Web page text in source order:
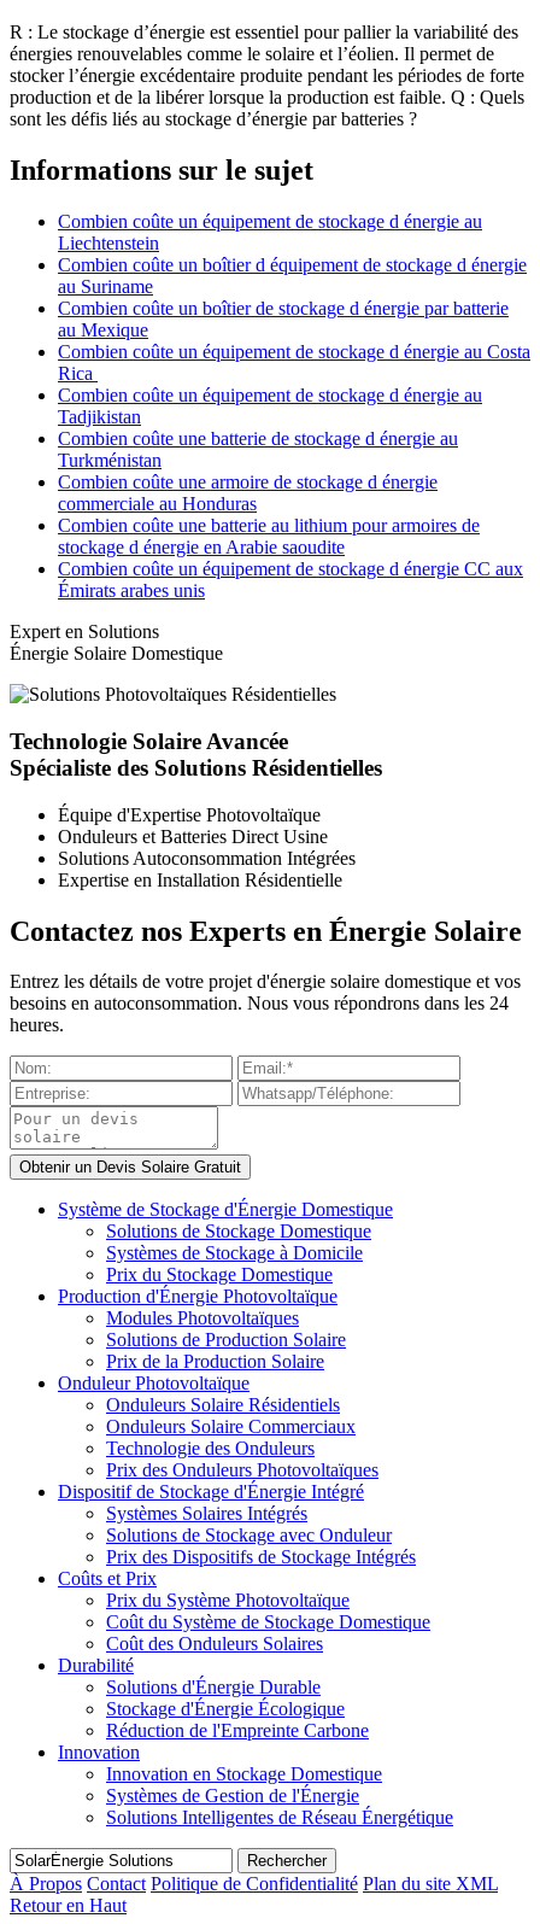
R : Le stockage d’énergie est essentiel pour pallier la variabilité des
énergies renouvelables comme le solaire et l’éolien. Il permet de
stocker l’énergie excédentaire produite pendant les périodes de forte
production et de la libérer lorsque la production est faible. Q : Quels
sont les défis liés au stockage d’énergie par batteries ?
Informations sur le sujet
Combien coûte un équipement de stockage d énergie au
Liechtenstein
Combien coûte un boîtier d équipement de stockage d énergie
au Suriname
Combien coûte un boîtier de stockage d énergie par batterie
au Mexique
Combien coûte un équipement de stockage d énergie au Costa
Rica
Combien coûte un équipement de stockage d énergie au
Tadjikistan
Combien coûte une batterie de stockage d énergie au
Turkménistan
Combien coûte une armoire de stockage d énergie
commerciale au Honduras
Combien coûte une batterie au lithium pour armoires de
stockage d énergie en Arabie saoudite
Combien coûte un équipement de stockage d énergie CC aux
Émirats arabes unis
Expert en Solutions
Énergie Solaire Domestique
Technologie Solaire Avancée
Spécialiste des Solutions Résidentielles
Équipe d'Expertise Photovoltaïque
Onduleurs et Batteries Direct Usine
Solutions Autoconsommation Intégrées
Expertise en Installation Résidentielle
Contactez nos Experts en Énergie Solaire
Entrez les détails de votre projet d'énergie solaire domestique et vos
besoins en autoconsommation. Nous vous répondrons dans les 24
heures.
Système de Stockage d'Énergie Domestique
Solutions de Stockage Domestique
Systèmes de Stockage à Domicile
Prix du Stockage Domestique
Production d'Énergie Photovoltaïque
Modules Photovoltaïques
Solutions de Production Solaire
Prix de la Production Solaire
Onduleur Photovoltaïque
Onduleurs Solaire Résidentiels
Onduleurs Solaire Commerciaux
Technologie des Onduleurs
Prix des Onduleurs Photovoltaïques
Dispositif de Stockage d'Énergie Intégré
Systèmes Solaires Intégrés
Solutions de Stockage avec Onduleur
Prix des Dispositifs de Stockage Intégrés
Coûts et Prix
Prix du Système Photovoltaïque
Coût du Système de Stockage Domestique
Coût des Onduleurs Solaires
Durabilité
Solutions d'Énergie Durable
Stockage d'Énergie Écologique
Réduction de l'Empreinte Carbone
Innovation
Innovation en Stockage Domestique
Systèmes de Gestion de l'Énergie
Solutions Intelligentes de Réseau Énergétique
Rechercher
À Propos Contact Politique de Confidentialité Plan du site XML
Retour en Haut